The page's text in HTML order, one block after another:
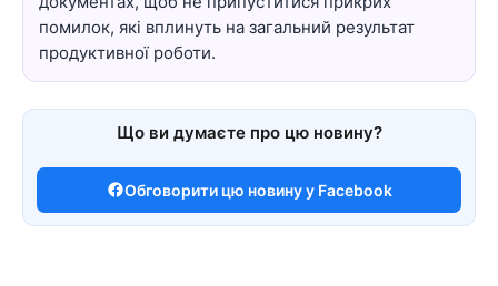
помилок, які вплинуть на загальний результат
продуктивної роботи.
Що ви думаєте про цю новину?
Обговорити цю новину у Facebook